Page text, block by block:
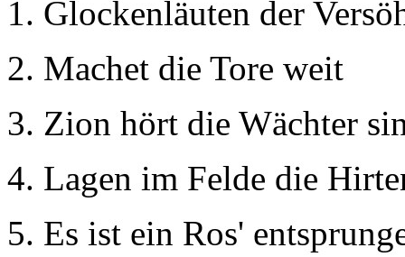
1. Glockenläuten der
2. Machet die Tore weit
3. Zion hört die Wächter
4. Lagen im Felde die
5. Es ist ein Ros'